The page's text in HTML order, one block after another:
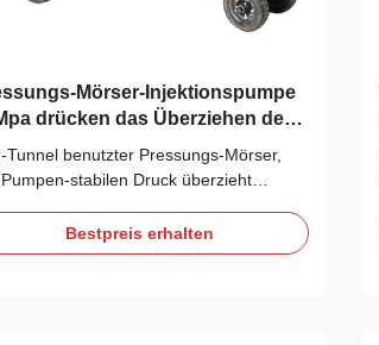
Mörser-Injektionspumpe
drücken das Überziehen der
Tunnel benutzter Pressungs-Mörser,
stabilen Druck überzieht
Anordnungs-Methode des
Mörsers Pumpe
Bestpreis erhalten